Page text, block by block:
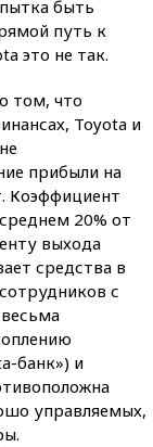
быть
путь к
это не так.
том, что
Toyota и
прибыли на
Коэффициент
20% от
выхода
средства в
с
банк») и
управляемых,